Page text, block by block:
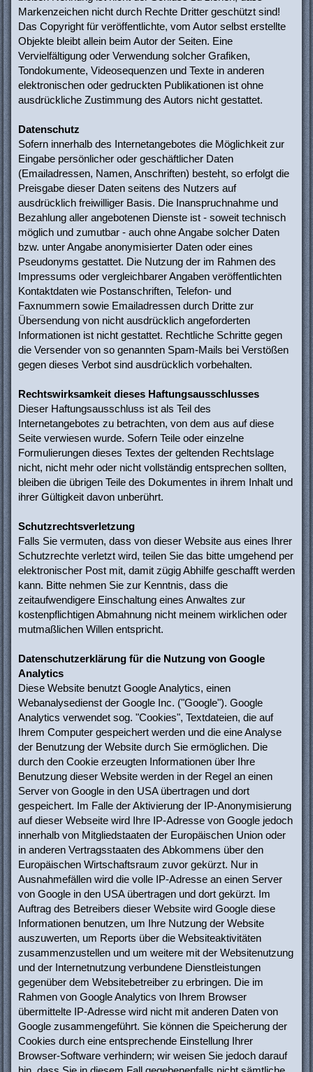
Markenzeichen nicht durch Rechte Dritter geschützt sind!
Das Copyright für veröffentlichte, vom Autor selbst erstellte
Objekte bleibt allein beim Autor der Seiten. Eine
Vervielfältigung oder Verwendung solcher Grafiken,
Tondokumente, Videosequenzen und Texte in anderen
elektronischen oder gedruckten Publikationen ist ohne
ausdrückliche Zustimmung des Autors nicht gestattet.
Datenschutz
Sofern innerhalb des Internetangebotes die Möglichkeit zur
Eingabe persönlicher oder geschäftlicher Daten
(Emailadressen, Namen, Anschriften) besteht, so erfolgt die
Preisgabe dieser Daten seitens des Nutzers auf
ausdrücklich freiwilliger Basis. Die Inanspruchnahme und
Bezahlung aller angebotenen Dienste ist - soweit technisch
möglich und zumutbar - auch ohne Angabe solcher Daten
bzw. unter Angabe anonymisierter Daten oder eines
Pseudonyms gestattet. Die Nutzung der im Rahmen des
Impressums oder vergleichbarer Angaben veröffentlichten
Kontaktdaten wie Postanschriften, Telefon- und
Faxnummern sowie Emailadressen durch Dritte zur
Übersendung von nicht ausdrücklich angeforderten
Informationen ist nicht gestattet. Rechtliche Schritte gegen
die Versender von so genannten Spam-Mails bei Verstößen
gegen dieses Verbot sind ausdrücklich vorbehalten.
Rechtswirksamkeit dieses Haftungsausschlusses
Dieser Haftungsausschluss ist als Teil des
Internetangebotes zu betrachten, von dem aus auf diese
Seite verwiesen wurde. Sofern Teile oder einzelne
Formulierungen dieses Textes der geltenden Rechtslage
nicht, nicht mehr oder nicht vollständig entsprechen sollten,
bleiben die übrigen Teile des Dokumentes in ihrem Inhalt und
ihrer Gültigkeit davon unberührt.
Schutzrechtsverletzung
Falls Sie vermuten, dass von dieser Website aus eines Ihrer
Schutzrechte verletzt wird, teilen Sie das bitte umgehend per
elektronischer Post mit, damit zügig Abhilfe geschafft werden
kann. Bitte nehmen Sie zur Kenntnis, dass die
zeitaufwendigere Einschaltung eines Anwaltes zur
kostenpflichtigen Abmahnung nicht meinem wirklichen oder
mutmaßlichen Willen entspricht.
Datenschutzerklärung für die Nutzung von Google
Analytics
Diese Website benutzt Google Analytics, einen
Webanalysedienst der Google Inc. ("Google"). Google
Analytics verwendet sog. "Cookies", Textdateien, die auf
Ihrem Computer gespeichert werden und die eine Analyse
der Benutzung der Website durch Sie ermöglichen. Die
durch den Cookie erzeugten Informationen über Ihre
Benutzung dieser Website werden in der Regel an einen
Server von Google in den USA übertragen und dort
gespeichert. Im Falle der Aktivierung der IP-Anonymisierung
auf dieser Webseite wird Ihre IP-Adresse von Google jedoch
innerhalb von Mitgliedstaaten der Europäischen Union oder
in anderen Vertragsstaaten des Abkommens über den
Europäischen Wirtschaftsraum zuvor gekürzt. Nur in
Ausnahmefällen wird die volle IP-Adresse an einen Server
von Google in den USA übertragen und dort gekürzt. Im
Auftrag des Betreibers dieser Website wird Google diese
Informationen benutzen, um Ihre Nutzung der Website
auszuwerten, um Reports über die Websiteaktivitäten
zusammenzustellen und um weitere mit der Websitenutzung
und der Internetnutzung verbundene Dienstleistungen
gegenüber dem Websitebetreiber zu erbringen. Die im
Rahmen von Google Analytics von Ihrem Browser
übermittelte IP-Adresse wird nicht mit anderen Daten von
Google zusammengeführt. Sie können die Speicherung der
Cookies durch eine entsprechende Einstellung Ihrer
Browser-Software verhindern; wir weisen Sie jedoch darauf